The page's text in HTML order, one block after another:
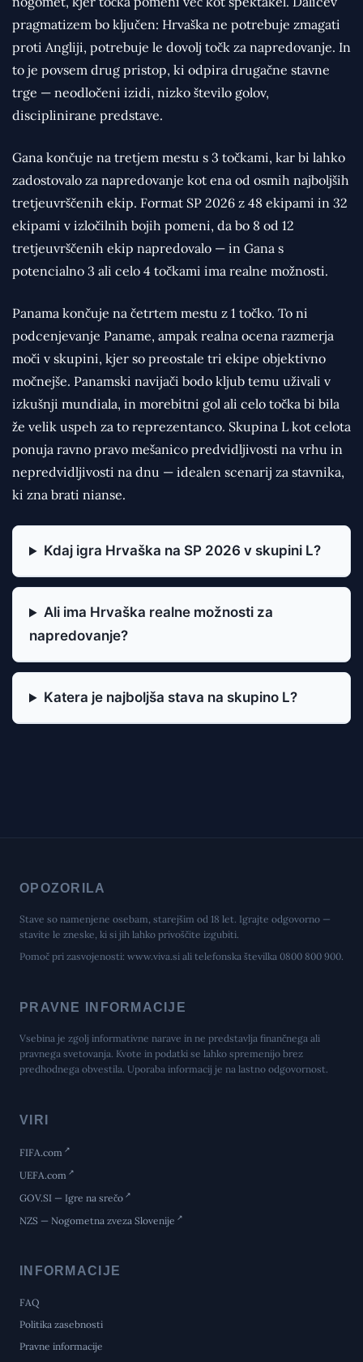
pragmatizem bo ključen: Hrvaška ne potrebuje zmagati
proti Angliji, potrebuje le dovolj točk za napredovanje. In
to je povsem drug pristop, ki odpira drugačne stavne
trge — neodločeni izidi, nizko število golov,
disciplinirane predstave.
Gana končuje na tretjem mestu s 3 točkami, kar bi lahko
zadostovalo za napredovanje kot ena od osmih najboljših
tretjeuvrščenih ekip. Format SP 2026 z 48 ekipami in 32
ekipami v izločilnih bojih pomeni, da bo 8 od 12
tretjeuvrščenih ekip napredovalo — in Gana s
potencialno 3 ali celo 4 točkami ima realne možnosti.
Panama končuje na četrtem mestu z 1 točko. To ni
podcenjevanje Paname, ampak realna ocena razmerja
moči v skupini, kjer so preostale tri ekipe objektivno
močnejše. Panamski navijači bodo kljub temu uživali v
izkušnji mundiala, in morebitni gol ali celo točka bi bila
že velik uspeh za to reprezentanco. Skupina L kot celota
ponuja ravno pravo mešanico predvidljivosti na vrhu in
nepredvidljivosti na dnu — idealen scenarij za stavnika,
ki zna brati nianse.
Kdaj igra Hrvaška na SP 2026 v skupini L?
Ali ima Hrvaška realne možnosti za
napredovanje?
Katera je najboljša stava na skupino L?
OPOZORILA
Stave so namenjene osebam, starejšim od 18 let. Igrajte odgovorno —
stavite le zneske, ki si jih lahko privoščite izgubiti.
Pomoč pri zasvojenosti: is.aviv.www ali telefonska številka 0800 800 900.
PRAVNE INFORMACIJE
Vsebina je zgolj informativne narave in ne predstavlja finančnega ali
pravnega svetovanja. Kvote in podatki se lahko spremenijo brez
predhodnega obvestila. Uporaba informacij je na lastno odgovornost.
VIRI
FIFA.com
UEFA.com
GOV.SI — Igre na srečo
NZS — Nogometna zveza Slovenije
INFORMACIJE
FAQ
Politika zasebnosti
Pravne informacije